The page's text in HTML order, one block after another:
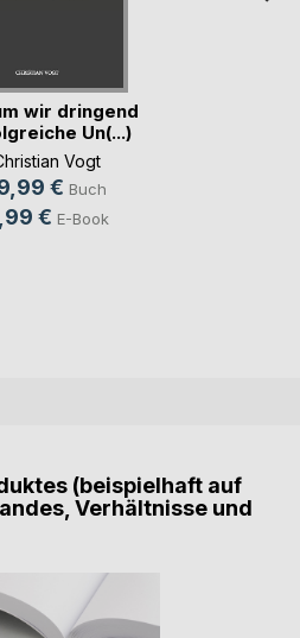
wir dringend
Un(...)
Vogt
€ Buch
€ E-Book
(beispielhaft auf
Verhältnisse und